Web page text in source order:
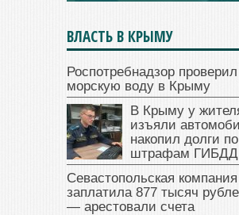
ВЛАСТЬ В КРЫМУ
Роспотребнадзор проверил
морскую воду в Крыму
В Крыму у
изъяли
накопил долги по
штрафам ГИБДД
Севастопольская компания
заплатила 877 тысяч
— арестовали счета